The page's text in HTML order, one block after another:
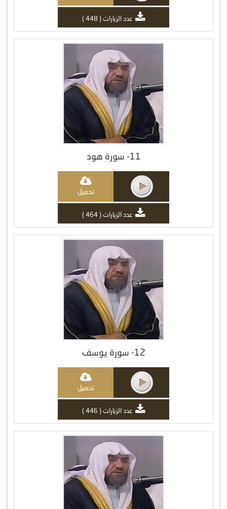
عدد الزيارات ( 448 )
11- سورة هود
تحميل
عدد الزيارات ( 464 )
12- سورة يوسف
تحميل
عدد الزيارات ( 446 )